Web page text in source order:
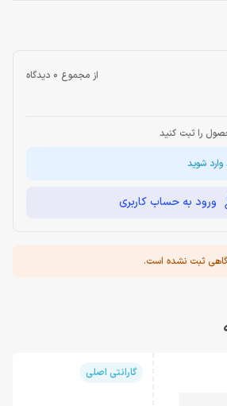
از مجموع 0 دیدگاه
را ثبت کنید
وارد شوید
ورود به حساب کاربری
ثبت نشده است.
گارانتی اصلی